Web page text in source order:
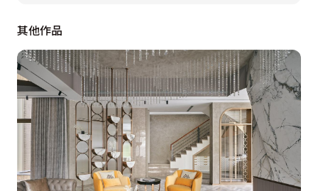
其他作品